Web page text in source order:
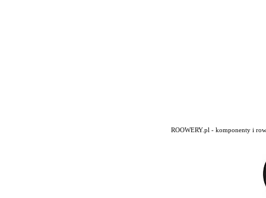
ROOWERY.pl - komponenty i